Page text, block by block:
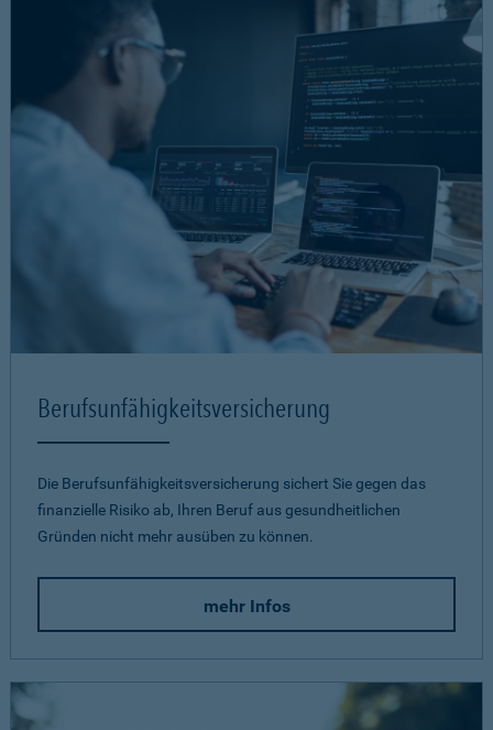
Berufsunfähigkeits­versicherung
Die Berufsunfähigkeitsversicherung sichert Sie gegen das
finanzielle Risiko ab, Ihren Beruf aus gesundheitlichen
Gründen nicht mehr ausüben zu können.
mehr Infos